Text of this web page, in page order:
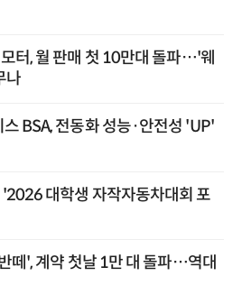
터, 월 판매 첫 10만대 돌파…'웨
나
BSA, 전동화 성능·안전성 'UP'
대학생 자작자동차대회 포
떼', 계약 첫날 1만 대 돌파…역대